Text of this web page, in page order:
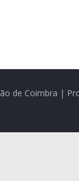
de Coimbra |